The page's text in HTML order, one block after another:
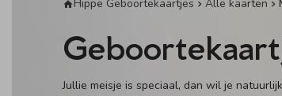
Hippe Geboortekaartjes Alle kaarten
Jullie meisje is speciaal, dan wil je